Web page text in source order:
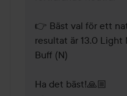
👉 Bäst val för ett
resultat är 13.0 Light
Buff (N)
Ha det bäst!🙏🏼